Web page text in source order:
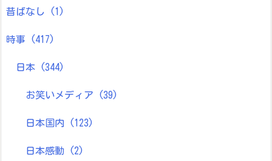
昔ばなし (1)
時事 (417)
日本 (344)
お笑いメディア (39)
日本国内 (123)
日本感動 (2)